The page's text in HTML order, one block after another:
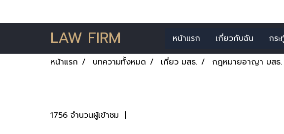
LAW FIRM หน้าแรก เกี่ยวกับฉัน กร
หน้าแรก
บทความทั้งหมด เกี่ยว มสธ. กฎหมายอาญา มสธ.
1756 จำนวนผู้เข้าชม |